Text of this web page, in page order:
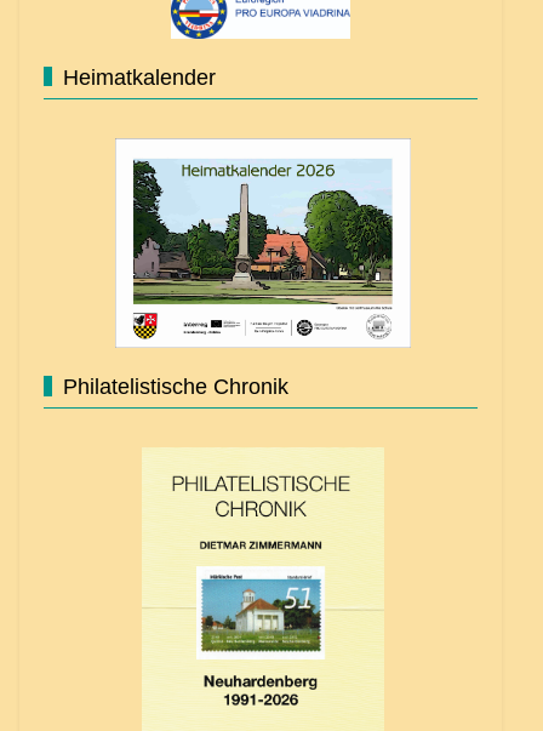
Heimatkalender
Philatelistische Chronik